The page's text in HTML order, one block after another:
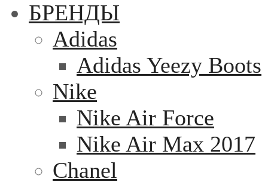
БРЕНДЫ
Adidas
Adidas Yeezy Boots
Nike
Nike Air Force
Nike Air Max 2017
Chanel